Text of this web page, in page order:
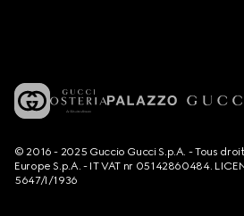
© 2016 - 2025 Guccio Gucci S.p.A. - Tous
Europe S.p.A. - IT VAT nr 05142860484.
5647/I/1936